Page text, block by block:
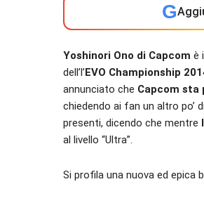
G
Yoshinori Ono di Capcom è
dell’l’EVO Championship
annunciato che Capcom sta
chiedendo ai fan un altro po’
presenti, dicendo che mentre
al livello “Ultra”.
Si profila una nuova ed epica